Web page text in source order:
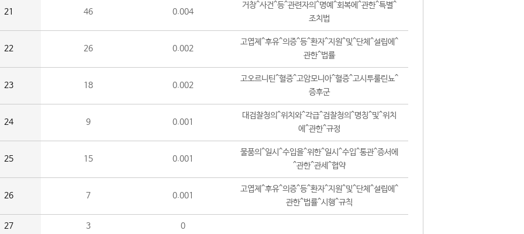
21 46 0.004
거창^사건^등^관련자의^명예^회복에^관한^특별^
조치법
22 26 0.002
고엽제^후유^의증^등^환자^지원^및^단체^설립에^
관한^법률
23 18 0.002
고오르니틴^혈증^고암모니아^혈증^고시투룰린뇨^
증후군
24 9 0.001
대검찰청의^위치와^각급^검찰청의^명칭^및^위치
에^관한^규정
25 15 0.001
물품의^일시^수입을^위한^일시^수입^통관^증서에
^관한^관세^협약
26 7 0.001
고엽제^후유^의증^등^환자^지원^및^단체^설립에^
관한^법률^시행^규칙
27 3 0